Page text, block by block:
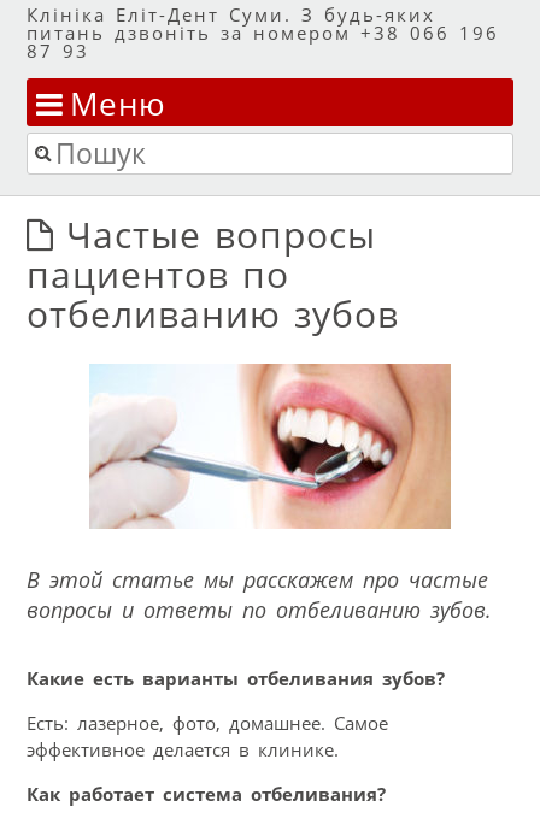
Клініка Еліт-Дент Суми. З будь-яких
питань дзвоніть за номером +38 066 196
87 93
Меню
Перейти до змісту
Пошук
Частые вопросы
пациентов по
отбеливанию зубов
В этой статье мы расскажем про частые
вопросы и ответы по отбеливанию зубов.
Какие есть варианты отбеливания зубов?
Есть: лазерное, фото, домашнее. Самое
эффективное делается в клинике.
Как работает система отбеливания?